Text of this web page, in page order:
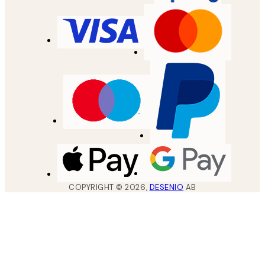
COPYRIGHT ©2026, DESENIO AB